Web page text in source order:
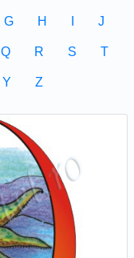
G H J
Q R S T
Y Z